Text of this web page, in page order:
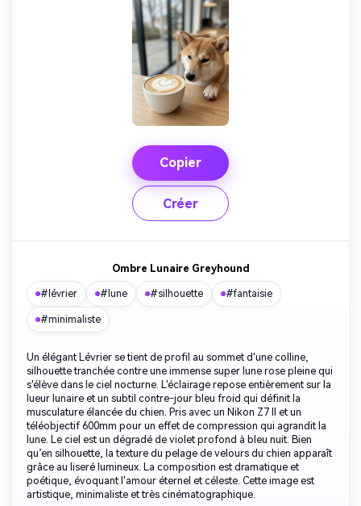
Copier
Créer
Ombre Lunaire Greyhound
#lévrier #lune #silhouette #fantaisie
#minimaliste
Un élégant Lévrier se tient de profil au sommet d'une colline,
silhouette tranchée contre une immense super lune rose pleine qui
s'élève dans le ciel nocturne. L'éclairage repose entièrement sur la
lueur lunaire et un subtil contre-jour bleu froid qui définit la
musculature élancée du chien. Pris avec un Nikon Z7 II et un
téléobjectif 600mm pour un effet de compression qui agrandit la
lune. Le ciel est un dégradé de violet profond à bleu nuit. Bien
qu’en silhouette, la texture du pelage de velours du chien apparaît
grâce au liseré lumineux. La composition est dramatique et
poétique, évoquant l'amour éternel et céleste. Cette image est
artistique, minimaliste et très cinématographique.